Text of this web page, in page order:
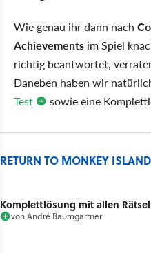
Wie genau ihr dann nach
Achievements im Spiel
richtig beantwortet,
Daneben haben wir
Test
sowie eine
RETURN TO MONKEY
Komplettlösung mit allen
vonAndré Baumgartner